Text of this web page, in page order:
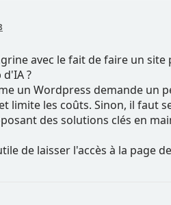
avec le fait de faire un
?
un Wordpress demande
limite les coûts. Sinon, il faut
des solutions clés en
de laisser l'accès à la page